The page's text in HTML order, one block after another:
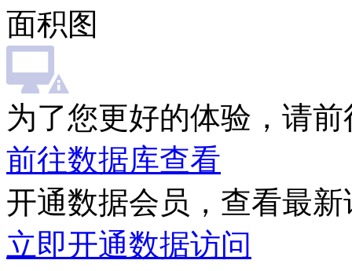
面积图
为了您更好的体验，请
前往数据库查看
开通数据会员，查看最
立即开通数据访问